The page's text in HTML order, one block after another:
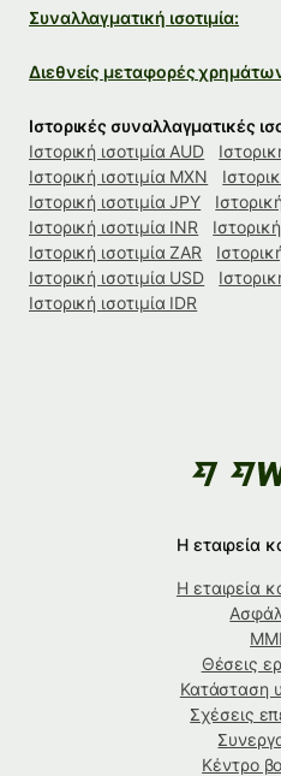
Συναλλαγματική ισοτιμία:
Διεθνείς μεταφορές
Ιστορικές συναλλαγματικές
Ιστορική ισοτιμία AUD
Ιστορική ισοτιμία MXN
Ιστορική ισοτιμία JPY
Ιστορική ισοτιμία INR
Ιστορική ισοτιμία ZAR
Ιστορική ισοτιμία USD
Ιστορική ισοτιμία IDR
Η εταιρεία
Η εταιρεία
Θέσεις
Κατάσταση
Σχέσεις
Κέντρο